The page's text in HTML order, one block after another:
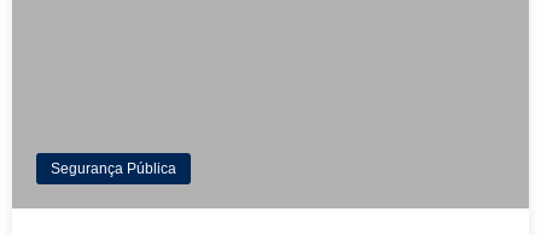
Segurança Pública